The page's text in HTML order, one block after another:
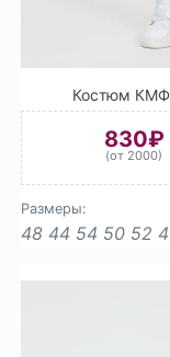
Костюм
830₽
(от 2000)
Размеры:
48 44 54 50 52